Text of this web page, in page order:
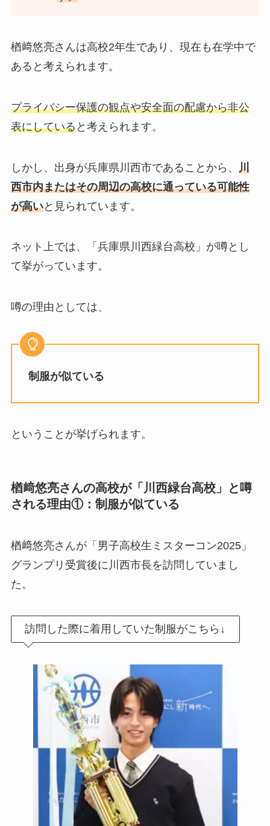
楢﨑悠亮さんは高校2年生であり、現在も在学中で
あると考えられます。
プライバシー保護の観点や安全面の配慮から非公
表にしていると考えられます。
しかし、出身が兵庫県川西市であることから、 川
西市内またはその周辺の高校に通っている可能性
が高いと見られています。
ネット上では、「兵庫県川西緑台高校」が噂とし
て挙がっています。
噂の理由としては、
制服が似ている
ということが挙げられます。
楢﨑悠亮さんの高校が「川西緑台高校」と噂
される理由①：制服が似ている
楢﨑悠亮さんが「男子高校生ミスターコン2025」
グランプリ受賞後に川西市長を訪問していまし
た。
訪問した際に着用していた制服がこちら↓